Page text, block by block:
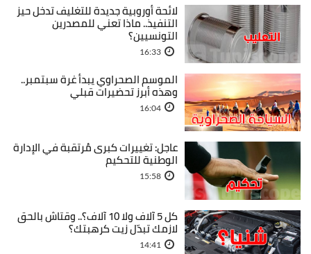
لائحة أوروبية جديدة للتغليف تدخل حيز
التنفيذ.. ماذا تعني للمصدرين
التونسيين؟
16:33
الموسم الصحراوي يبدأ غرة سبتمبر..
وهذه أبرز تحضيرات قبلي
16:04
عاجل: تغييرات كبرى مُرتقبة في الإدارة
الوطنية للتحكيم
15:58
كل 5 آلاف ولا 10 آلاف؟.. وقتاش بالحق
لازمك تبدّل زيت كرهبتك؟
14:41